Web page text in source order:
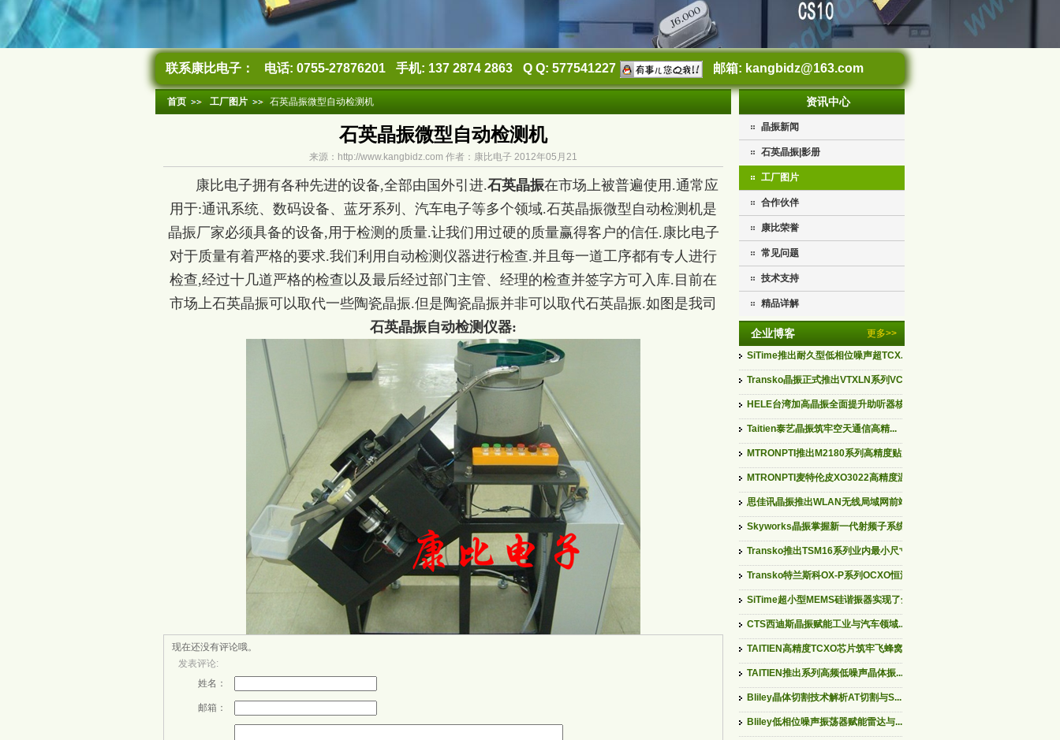
联系康比电子： 电话: 0755-27876201 手机: 137 2874 2863 Q Q: 577541227 邮箱: kangbidz@163.com
资讯中心
晶振新闻
石英晶振|影册
工厂图片
合作伙伴
康比荣誉
常见问题
技术支持
精品详解
企业博客
更多>>
SiTime推出耐久型低相位噪声超TCX...
Transko晶振正式推出VTXLN系列VCT...
HELE台湾加高晶振全面提升助听器核...
Taitien泰艺晶振筑牢空天通信高精...
MTRONPTI推出M2180系列高精度贴片...
MTRONPTI麦特伦皮XO3022高精度温补...
思佳讯晶振推出WLAN无线局域网前端...
Skyworks晶振掌握新一代射频子系统...
Transko推出TSM16系列业内最小尺寸...
Transko特兰斯科OX-P系列OCXO恒温...
SiTime超小型MEMS硅谐振器实现了全...
CTS西迪斯晶振赋能工业与汽车领域...
TAITIEN高精度TCXO芯片筑牢飞蜂窝...
TAITIEN推出系列高频低噪声晶体振...
Bliley晶体切割技术解析AT切割与S...
Bliley低相位噪声振荡器赋能雷达与...
首页 工厂图片 石英晶振微型自动检测机
石英晶振微型自动检测机
来源：http://www.kangbidz.com 作者：康比电子 2012年05月21
康比电子拥有各种先进的设备,全部由国外引进.石英晶振在市场上被普遍使用.通常应
用于:通讯系统、数码设备、蓝牙系列、汽车电子等多个领域.石英晶振微型自动检测机是
晶振厂家必须具备的设备,用于检测的质量.让我们用过硬的质量赢得客户的信任.康比电子
对于质量有着严格的要求.我们利用自动检测仪器进行检查.并且每一道工序都有专人进行
检查,经过十几道严格的检查以及最后经过部门主管、经理的检查并签字方可入库.目前在
市场上石英晶振可以取代一些陶瓷晶振.但是陶瓷晶振并非可以取代石英晶振.如图是我司
石英晶振自动检测仪器:
现在还没有评论哦。
发表评论:
姓名：
邮箱：